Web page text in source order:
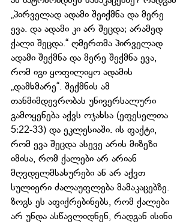
„პირველად ადამი შეიქმნა და მერე
ევა. და ადამი კი არ შეცდა; არამედ
ქალი შეცდა.“ ღმერთმა პირველად
ადამი შექმნა და მერე შექმნა ევა,
რომ იგი ყოფილიყო ადამის
„დამხმარე“. შექმნის ამ
თანმიმდევრობას უნივერსალური
გამოყენება აქვს ოჯახსა (ეფესელთა
5:22-33) და ეკლესიაში. ის ფაქტი,
რომ ევა შეცდა ასევე არის მიზეზი
იმისა, რომ ქალები არ არიან
მღვდელმსახურები ან არ აქვთ
სულიერი ძალაუფლება მამაკაცებზე.
ზოგს ეს აფიქრებინებს, რომ ქალები
არ უნდა ასწავლიდნენ, რადგან ისინი